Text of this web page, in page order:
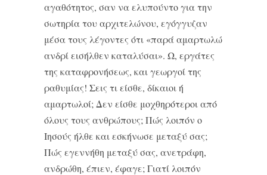
αγαθότητος, σαν να ελυπούντο για την
σωτηρία του αρχιτελώνου, εγόγγυζαν
μέσα τους λέγοντες ότι «παρά αμαρτωλώ
ανδρί εισήλθεν καταλύσαι». Ω, εργάτες
της καταφρονήσεως, και γεωργοί της
ραθυμίας! Σεις τι είσθε, δίκαιοι ή
αμαρτωλοί; Δεν είσθε μοχθηρότεροι από
όλους τους ανθρώπους; Πώς λοιπόν ο
Ιησούς ήλθε και εσκήνωσε μεταξύ σας;
Πώς εγεννήθη μεταξύ σας, ανετράφη,
ανδρώθη, έπιεν, έφαγε; Γιατί λοιπόν